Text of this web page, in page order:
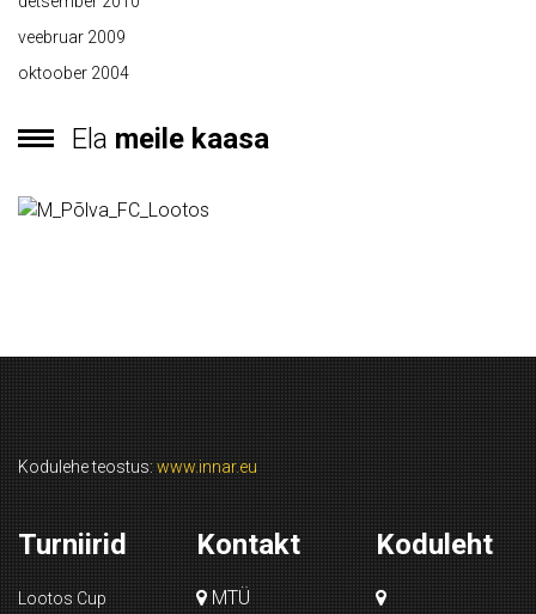
veebruar 2009
oktoober 2004
Ela meile kaasa
Kodulehe teostus: www.innar.eu
Turniirid
Lootos Cup
Kontakt
MTÜ
Koduleht